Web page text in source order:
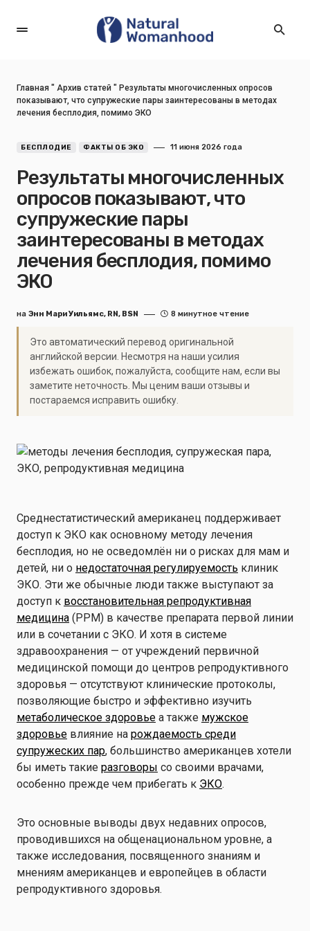
Главная " Архив статей " Результаты многочисленных опросов
показывают, что супружеские пары заинтересованы в методах
лечения бесплодия, помимо ЭКО
БЕСПЛОДИЕ ФАКТЫ ОБ ЭКО 11 июня 2026 года
Результаты многочисленных
опросов показывают, что
супружеские пары
заинтересованы в методах
лечения бесплодия, помимо
ЭКО
на Энн Мари Уильямс, RN, BSN 8 минутное чтение
Это автоматический перевод оригинальной
английской версии. Несмотря на наши усилия
избежать ошибок, пожалуйста, сообщите нам, если вы
заметите неточность. Мы ценим ваши отзывы и
постараемся исправить ошибку.
Среднестатистический американец поддерживает
доступ к ЭКО как основному методу лечения
бесплодия, но не осведомлён ни о рисках для мам и
детей, ни о недостаточная регулируемость клиник
ЭКО. Эти же обычные люди также выступают за
доступ к восстановительная репродуктивная
медицина (РРМ) в качестве препарата первой линии
или в сочетании с ЭКО. И хотя в системе
здравоохранения — от учреждений первичной
медицинской помощи до центров репродуктивного
здоровья — отсутствуют клинические протоколы,
позволяющие быстро и эффективно изучить
метаболическое здоровье а также мужское
здоровье влияние на рождаемость среди
супружеских пар, большинство американцев хотели
бы иметь такие разговоры со своими врачами,
особенно прежде чем прибегать к ЭКО.
Это основные выводы двух недавних опросов,
проводившихся на общенациональном уровне, а
также исследования, посвященного знаниям и
мнениям американцев и европейцев в области
репродуктивного здоровья.